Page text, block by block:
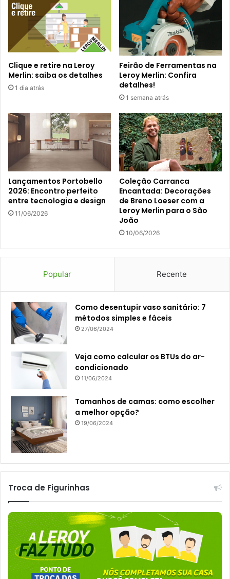
Clique e retire na Leroy
Merlin: saiba os detalhes
1 dia atrás
Feirão de Ferramentas na
Leroy Merlin: Confira
detalhes!
1 semana atrás
Lançamentos Portobello
2026: Encontro perfeito
entre tecnologia e design
11/06/2026
Coleção Carranca
Encantada: Decorações
de Breno Loeser com a
Leroy Merlin para o São
João
10/06/2026
Popular Recente
Como desentupir vaso sanitário: 7
métodos simples e fáceis
27/06/2024
Veja como calcular os BTUs do ar-
condicionado
11/06/2024
Tamanhos de camas: como escolher
a melhor opção?
19/06/2024
Troca de Figurinhas